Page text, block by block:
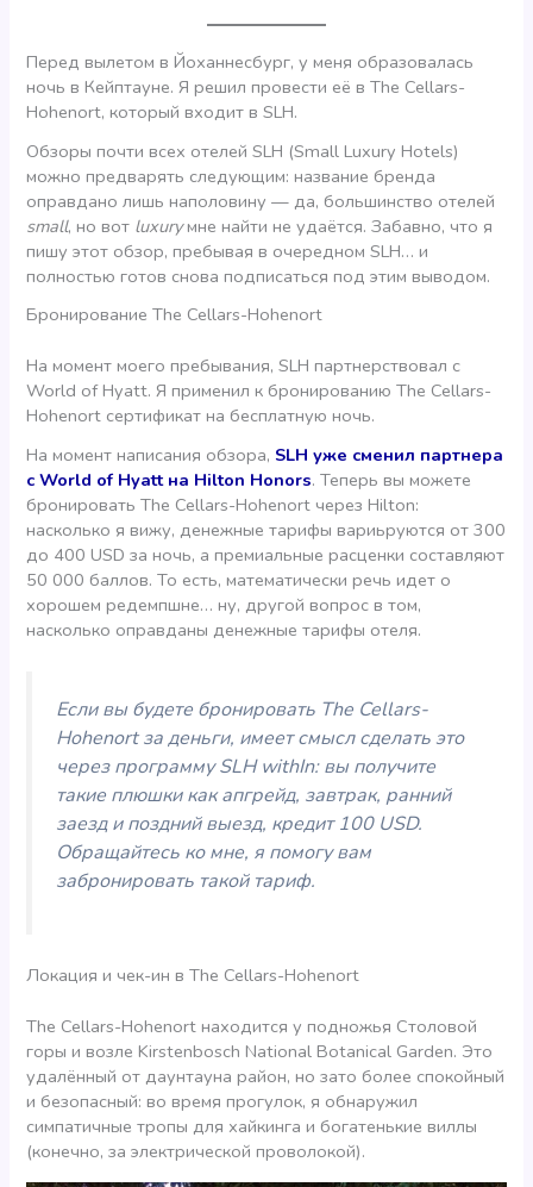
Перед вылетом в Йоханнесбург, у меня образовалась
ночь в Кейптауне. Я решил провести её в The Cellars-
Hohenort, который входит в SLH.
Обзоры почти всех отелей SLH (Small Luxury Hotels)
можно предварять следующим: название бренда
оправдано лишь наполовину — да, большинство отелей
small, но вот luxuryмне найти не удаётся. Забавно, что я
пишу этот обзор, пребывая в очередном SLH… и
полностью готов снова подписаться под этим выводом.
Бронирование The Cellars-Hohenort
На момент моего пребывания, SLH партнерствовал с
World of Hyatt. Я применил к бронированию The Cellars-
Hohenort сертификат на бесплатную ночь.
На момент написания обзора, SLH уже сменил партнера
с World of Hyatt на Hilton Honors. Теперь вы можете
бронировать The Cellars-Hohenort через Hilton:
насколько я вижу, денежные тарифы вариьруются от 300
до 400 USD за ночь, а премиальные расценки составляют
50 000 баллов. То есть, математически речь идет о
хорошем редемпшне… ну, другой вопрос в том,
насколько оправданы денежные тарифы отеля.
Если вы будете бронировать The Cellars-
Hohenort за деньги, имеет смысл сделать это
через программу SLH withIn: вы получите
такие плюшки как апгрейд, завтрак, ранний
заезд и поздний выезд, кредит 100 USD.
Обращайтесь ко мне, я помогу вам
забронировать такой тариф.
Локация и чек-ин в The Cellars-Hohenort
The Cellars-Hohenort находится у подножья Столовой
горы и возле Kirstenbosch National Botanical Garden. Это
удалённый от даунтауна район, но зато более спокойный
и безопасный: во время прогулок, я обнаружил
симпатичные тропы для хайкинга и богатенькие виллы
(конечно, за электрической проволокой).